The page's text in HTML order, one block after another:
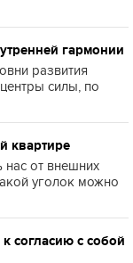
гармонии
развития
силы, по
квартире
от внешних
уголок можно
согласию с собой